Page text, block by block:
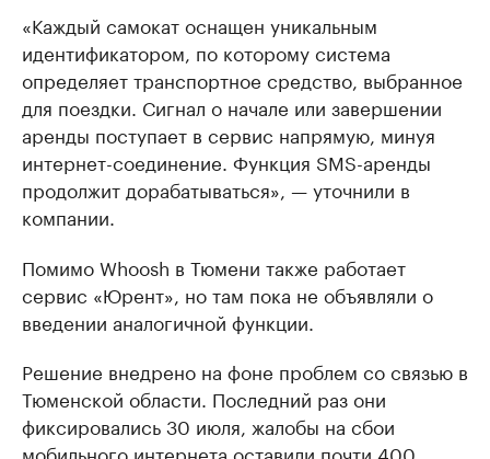
«Каждый самокат оснащен уникальным
идентификатором, по которому система
определяет транспортное средство, выбранное
для поездки. Сигнал о начале или завершении
аренды поступает в сервис напрямую, минуя
интернет-соединение. Функция SMS-аренды
продолжит дорабатываться», — уточнили в
компании.
Помимо Whoosh в Тюмени также работает
сервис «Юрент», но там пока не объявляли о
введении аналогичной функции.
Решение внедрено на фоне проблем со связью в
Тюменской области. Последний раз они
фиксировались 30 июля, жалобы на сбои
мобильного интернета оставили почти 400